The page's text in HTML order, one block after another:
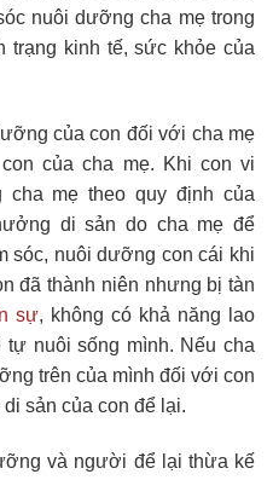
nuôi dưỡng cha mẹ trong
trạng kinh tế, sức khỏe của
của con đối với cha mẹ
của cha mẹ. Khi con vi
mẹ theo quy định của
di sản do cha mẹ để
sóc, nuôi dưỡng con cái khi
đã thành niên nhưng bị tàn
sự, không có khả năng lao
nuôi sống mình. Nếu cha
trên của mình đối với con
sản của con để lại.
và người để lại thừa kế